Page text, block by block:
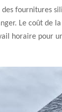
fournitures
Le coût de
horaire pour